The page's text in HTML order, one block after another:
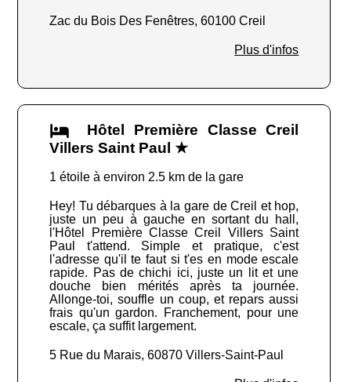
Zac du Bois Des Fenêtres, 60100 Creil
Plus d'infos
Hôtel Première Classe Creil
Villers Saint Paul ★
1 étoile à environ 2.5 km de la gare
Hey! Tu débarques à la gare de Creil et hop,
juste un peu à gauche en sortant du hall,
l'Hôtel Première Classe Creil Villers Saint
Paul t'attend. Simple et pratique, c'est
l'adresse qu'il te faut si t'es en mode escale
rapide. Pas de chichi ici, juste un lit et une
douche bien mérités après ta journée.
Allonge-toi, souffle un coup, et repars aussi
frais qu'un gardon. Franchement, pour une
escale, ça suffit largement.
5 Rue du Marais, 60870 Villers-Saint-Paul